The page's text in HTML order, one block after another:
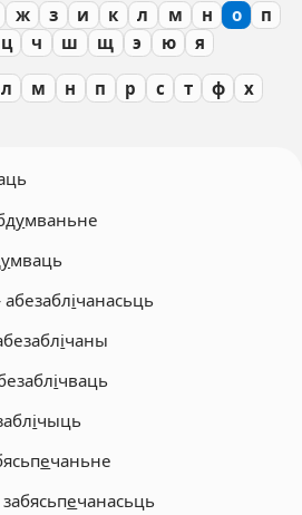
ж з и к л м н о
п
ц ч ш щ э ю я
л м н п р с т ф
х
умваньне
умваць
ічанасьць
ічаны
ічваць
ічыць
ечаньне
ечанасьць